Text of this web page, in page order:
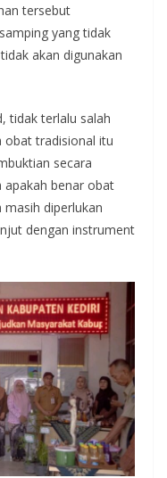
tersebut
yang tidak
akan digunakan
tidak terlalu salah
obat tradisional itu
secara
apakah benar obat
diperlukan
dengan instrument